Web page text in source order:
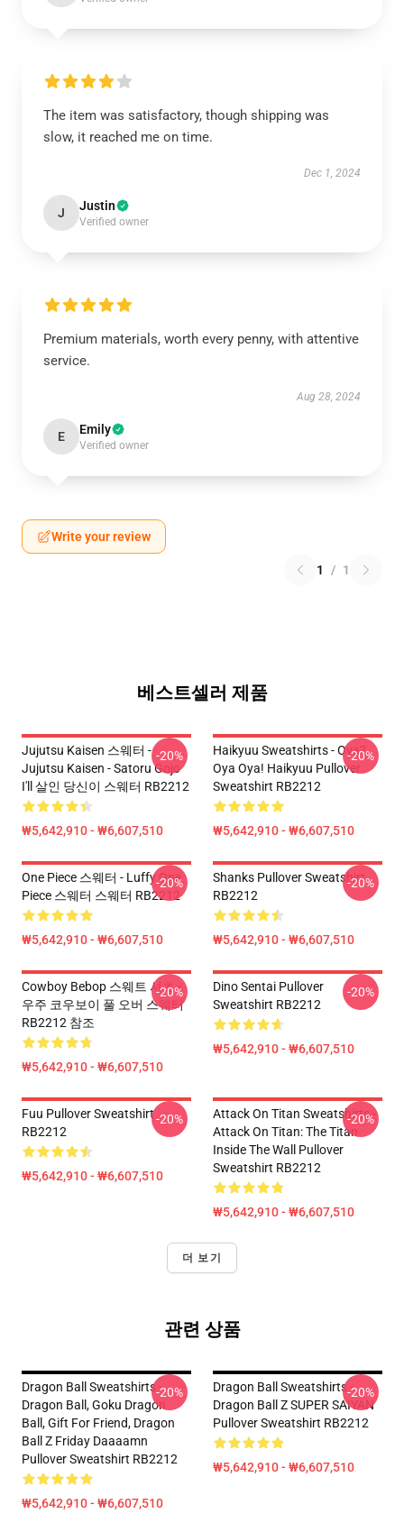
The item was satisfactory, though shipping was
slow, it reached me on time.
Dec 1, 2024
J Justin
Verified owner
Premium materials, worth every penny, with attentive
service.
Aug 28, 2024
E Emily
Verified owner
Write your review
1 / 1
베스트셀러 제품
Jujutsu Kaisen 스웨터 -
Jujutsu Kaisen - Satoru Gojo
I'll 살인 당신이 스웨터 RB2212
₩5,642,910 - ₩6,607,510
-20%
Haikyuu Sweatshirts - Oya?
Oya Oya! Haikyuu Pullover
Sweatshirt RB2212
₩5,642,910 - ₩6,607,510
-20%
One Piece 스웨터 - Luffy One
Piece 스웨터 스웨터 RB2212
₩5,642,910 - ₩6,607,510
-20%
Shanks Pullover Sweatshirt
RB2212
₩5,642,910 - ₩6,607,510
-20%
Cowboy Bebop 스웨트 셔츠 -
우주 코우보이 풀 오버 스웨터
RB2212 참조
₩5,642,910 - ₩6,607,510
-20%
Dino Sentai Pullover
Sweatshirt RB2212
₩5,642,910 - ₩6,607,510
-20%
Fuu Pullover Sweatshirt
RB2212
₩5,642,910 - ₩6,607,510
-20%
Attack On Titan Sweatshirts -
Attack On Titan: The Titan
Inside The Wall Pullover
Sweatshirt RB2212
₩5,642,910 - ₩6,607,510
-20%
더 보기
관련 상품
Dragon Ball Sweatshirts -
Dragon Ball, Goku Dragon
Ball, Gift For Friend, Dragon
Ball Z Friday Daaaamn
Pullover Sweatshirt RB2212
₩5,642,910 - ₩6,607,510
-20%
Dragon Ball Sweatshirts -
Dragon Ball Z SUPER SAIYAN
Pullover Sweatshirt RB2212
₩5,642,910 - ₩6,607,510
-20%